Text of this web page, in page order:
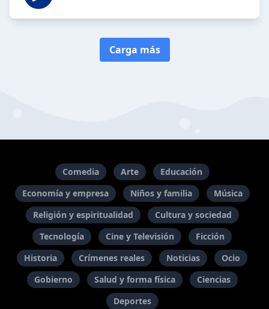
Carga más
Comedia Arte
Educación
Economía y empresa
Niños y familia
Música
Religión y espiritualidad
Cultura y sociedad
Tecnología
Cine y Televisión
Ficción
Historia
Crímenes reales Noticias
Ocio
Gobierno
Salud y forma física
Ciencias
Deportes